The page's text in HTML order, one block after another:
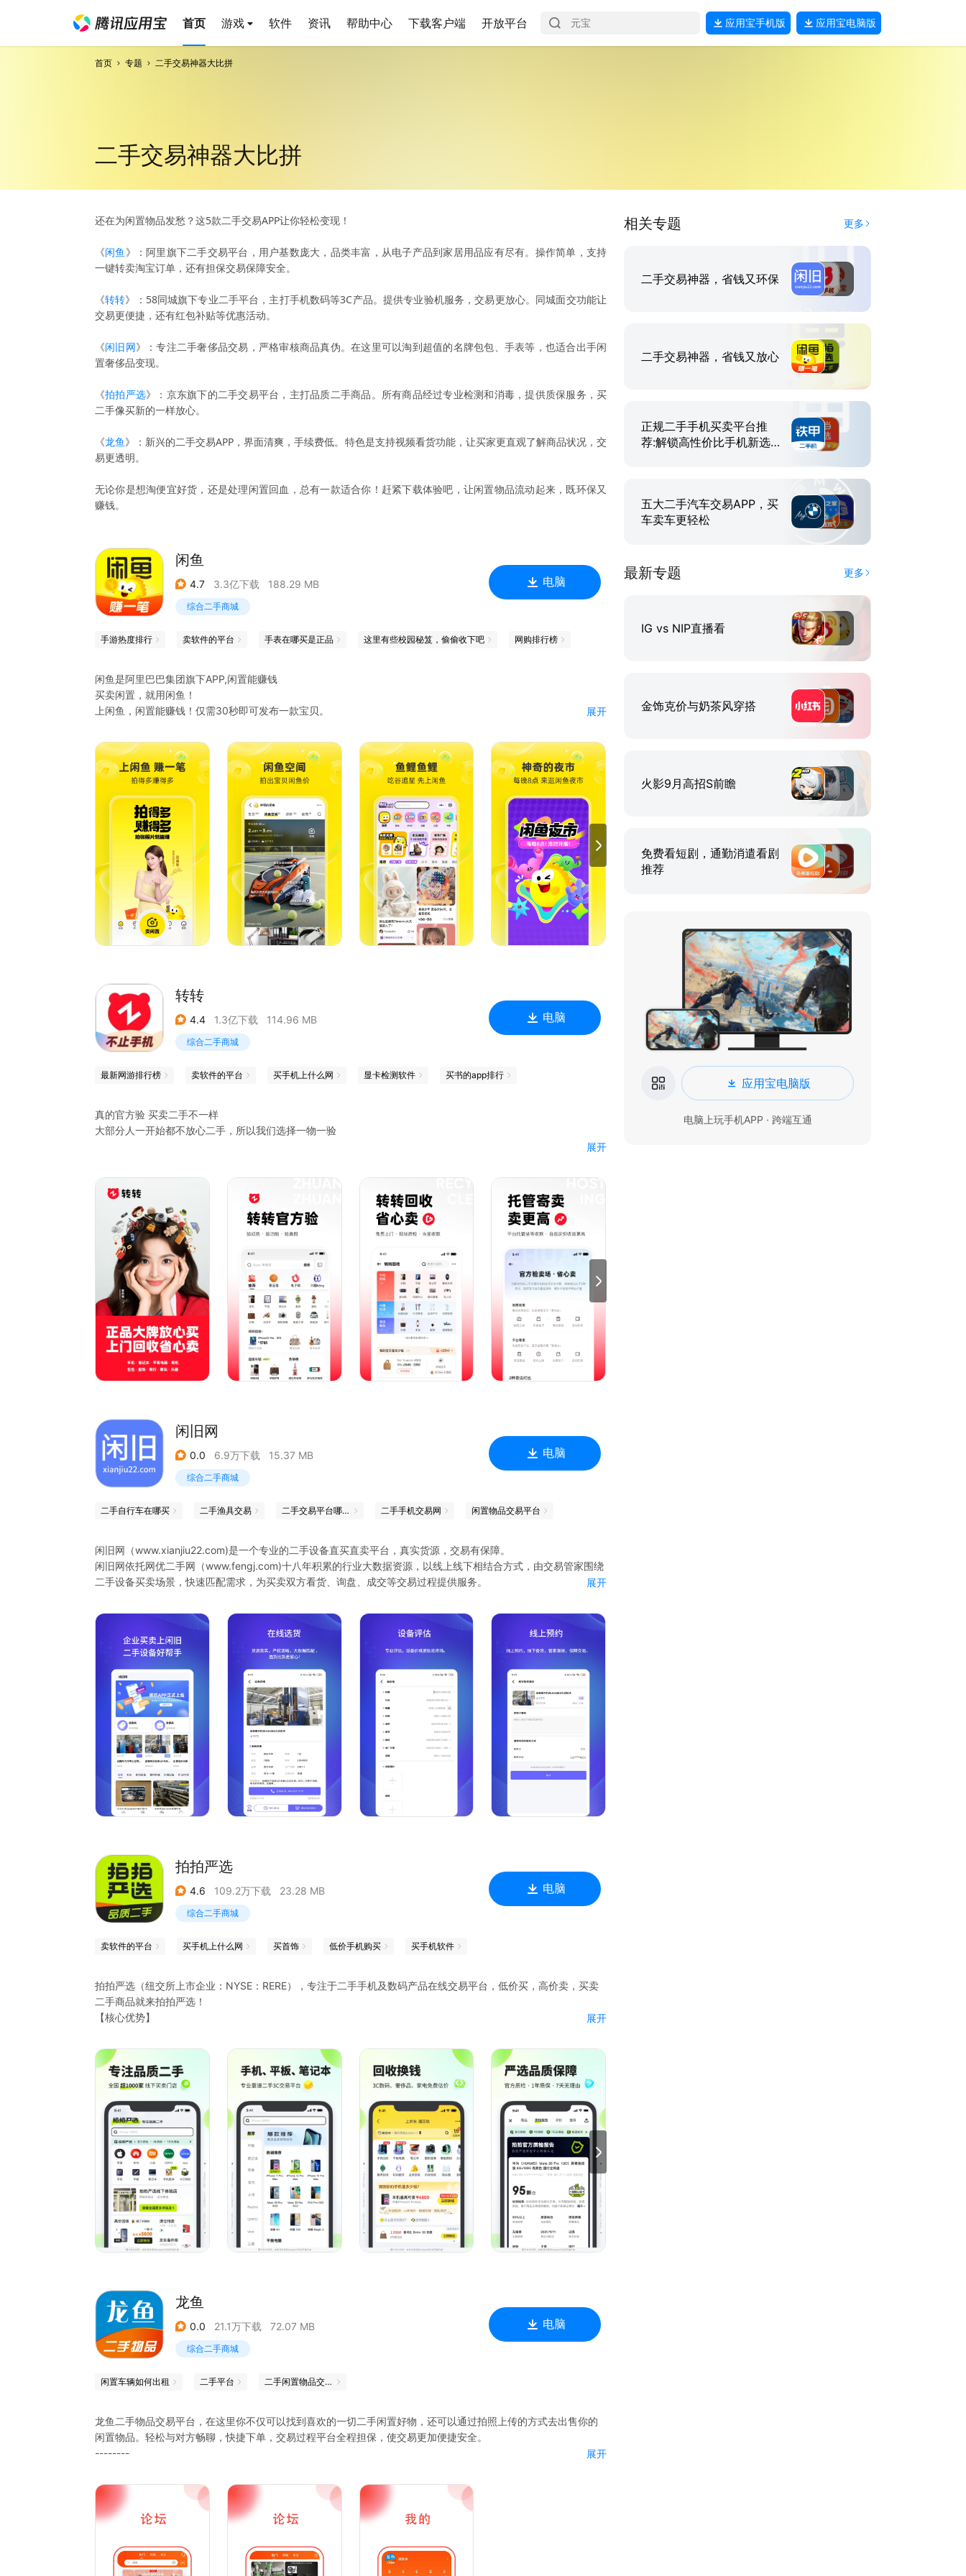
首页 游戏 软件 资讯 帮助中心 下载客户端 开放平台 应用宝手机版 应用宝电脑版
首页 专题 二手交易神器大比拼
二手交易神器大比拼
还在为闲置物品发愁？这5款二手交易APP让你轻松变现！
《闲鱼 》：阿里旗下二手交易平台，用户基数庞大，品类丰富，从电子产品到家居用品应有尽有。操作简单，支持
一键转卖淘宝订单，还有担保交易保障安全。
《转转》：58同城旗下专业二手平台，主打手机数码等3C产品。提供专业验机服务，交易更放心。同城面交功能让
交易更便捷，还有红包补贴等优惠活动。
《闲旧网》：专注二手奢侈品交易，严格审核商品真伪。在这里可以淘到超值的名牌包包、手表等，也适合出手闲
置奢侈品变现。
《拍拍严选》：京东旗下的二手交易平台，主打品质二手商品。所有商品经过专业检测和消毒，提供质保服务，买
二手像买新的一样放心。
《龙鱼》：新兴的二手交易APP，界面清爽，手续费低。特色是支持视频看货功能，让买家更直观了解商品状况，交
易更透明。
无论你是想淘便宜好货，还是处理闲置回血，总有一款适合你！赶紧下载体验吧，让闲置物品流动起来，既环保又
赚钱。
闲鱼
4.7 3.3亿下载 188.29 MB
综合二手商城
电脑
手游热度排行 卖软件的平台 手表在哪买是正品 这里有些校园秘笈，偷偷收下吧 网购排行榜
闲鱼是阿里巴巴集团旗下APP,闲置能赚钱
买卖闲置，就用闲鱼！
上闲鱼，闲置能赚钱！仅需30秒即可发布一款宝贝。
-淘宝已买到宝贝，随时随地一键转卖，立即变现。
许多妈妈在这儿，转卖孩子们用不着的玩具、物品；同时也能交流养儿育儿的经验。
这些东西因为用过，所以放心！
剁手党们，出手闲置，卖旧换新，节省空间的同时还能有笔小收入。
闲鱼，让你的闲置游起来！
联系我们&意见反馈：
邮箱：taobao-fleamarket-client@list.alibaba-inc.com
展开
转转
4.4 1.3亿下载 114.96 MB
综合二手商城
电脑
最新网游排行榜 卖软件的平台 买手机上什么网 显卡检测软件 买书的app排行
真的官方验 买卖二手不一样
大部分人一开始都不放心二手，所以我们选择一物一验
转转，二手质检服务的开创者，是腾讯投资的二手交易平台。
转转在全国建有3大质检中心，拥有2000+真人验机团队，可以为大家提供更专业的人工质检。
在转转，每一件官方验商品都会经过我们的严格质检，输出详细的质检报告，让商品各项状况变得透明，保障您所
见即所得。
【官方验 放心买】
1. 一物一验，专业质检：官方验商品经过专业工程师进行几十项严格质检，享有正品保障；
2. 官方保障，全程服务：官方服务保障，平台客服为您答疑解惑，全程服务保障，让您买的放心；
3. 7天无理由，售后无忧：平台对官方验商品质量有保证，您在转转购买二手商品可以享受售后服务。转转官方验手
机，官方验机，支持7天无理由退货，专业质保服务，顺丰包邮，24小时发货，每一台都靠谱。
【转转回收 省心卖】
转转回收，减少您在个人二手交易中可能面临的风险纠纷。我们为用户提供专业标准的一体化服务，免费上门，专
业质检，价格满意秒到账，价格不满意放心退，真正做到省心快卖。
3. 不满意放心退：不满意放心退货，交易无忧。
【打包寄卖 超方便】
寄卖是专为“懒人”推出的面向品牌闲置物品的售卖服务，只需一键预约，我们将提供上门取货、专业拍摄、安全存
1. 品牌闲置，打包寄卖：品牌闲置都能卖，多件打包一起卖；
------------------------------------
微信公众号：转转
展开
闲旧网
0.0 6.9万下载 15.37 MB
综合二手商城
电脑
二手自行车在哪买 二手渔具交易 二手交易平台哪个好 二手手机交易网 闲置物品交易平台
闲旧网（www.xianjiu22.com)是一个专业的二手设备直买直卖平台，真实货源，交易有保障。
闲旧网依托网优二手网（www.fengj.com)十八年积累的行业大数据资源，以线上线下相结合方式，由交易管家围绕
二手设备买卖场景，快速匹配需求，为买卖双方看货、询盘、成交等交易过程提供服务。
1、找设备：每日更新二手设备资源，二手设备回收按需筛选便捷找货。
2、卖设备：操作简便，免费发布。二手设备直卖更快。
3、估价：专业评估并参考同类二手设备最新成交价。
4、交易：直卖模式，没有中间差价。
5、保障：交易过程全程跟进，资金支付有保障。
平台优势
1、依托网优资讯平台多年运营沉淀的二手设备行业大数据快速匹配。
2、网优资讯平台深耕行业多年，多渠道推广、设备买卖更专业。
3、二手设备行业覆盖范围广，包括企业库存积压、倒闭厂回收、二手设备回收等。
4、交易双方直接合作，企业处置闲旧物资不再错估价值。
5、过程可控，设备买卖售前售后更省心省力。
涵盖行业
机床设备、纺织设备、塑料机械、印刷设备、矿山设备、水泥设备、化工设备、包装设备、工业锅炉、食品机械、
厂房、
展开
拍拍严选
4.6 109.2万下载 23.28 MB
综合二手商城
电脑
卖软件的平台 买手机上什么网 买首饰 低价手机购买 买手机软件
拍拍严选（纽交所上市企业：NYSE：RERE），专注于二手手机及数码产品在线交易平台，低价买，高价卖，买卖
二手商品就来拍拍严选！
【核心优势】
高价回收：全品类高价回收，在线免费估价，免费上门回收，全国门店，快速到账。
【严选商品】
我们有专业从业多年的质检团队和国内先进一流的检测设备，验机流程实时监控、专业封箱保证品质，让您买的放
【高价回收】
回收旧手机数码等70+品类，在线免费智能估价，全国免费上门回收，可线下预约门店线下进行交易，回收资金快速
到账；
【京东备件库】
京东自营商品，京东配送的速度，京东售后的服务，森海塞尔、索尼、Apple AirPods、阿迪达斯、耐克、好货低
价，尽在京东备件库！
如果你有任何问题或者建议，欢迎随时联系我们！
相关微信搜索：“拍拍二手 ”公众号，“拍拍严选买卖二手手机”小程序；
展开
龙鱼
0.0 21.1万下载 72.07 MB
综合二手商城
电脑
闲置车辆如何出租 二手平台 二手闲置物品交易平台
龙鱼二手物品交易平台，在这里你不仅可以找到喜欢的一切二手闲置好物，还可以通过拍照上传的方式去出售你的
闲置物品。轻松与对方畅聊，快捷下单，交易过程平台全程担保，使交易更加便捷安全。
--------
可发布需求，对所需物品进行描述，进行物品求购
随时随地浏览闲置商品，并与卖家一键畅聊，
附近信息快速获取，在同城中发现自己感兴趣的物品，
闲置类别众多，如：二手设备，二手家用电器，二手家具，二手车，二手手机数码，二手生活用品，二手服饰鞋帽
等，可满足您的需求，给您惊喜。
展开
相关专题 更多
二手交易神器，省钱又环保
二手交易神器，省钱又放心
正规二手手机买卖平台推
荐:解锁高性价比手机新选
五大二手汽车交易APP，买
车卖车更轻松
最新专题 更多
IG vs NIP直播看
金饰克价与奶茶风穿搭
火影9月高招S前瞻
免费看短剧，通勤消遣看剧
推荐
应用宝电脑版
电脑上玩手机APP · 跨端互通